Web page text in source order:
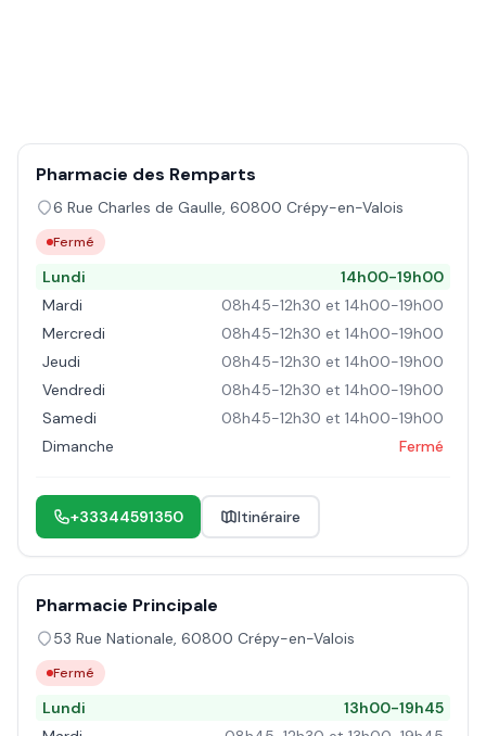
Pharmacie des Remparts
6 Rue Charles de Gaulle, 60800 Crépy-en-Valois
Fermé
Lundi
14h00-19h00
Mardi
08h45-12h30 et 14h00-19h00
Mercredi
08h45-12h30 et 14h00-19h00
Jeudi
08h45-12h30 et 14h00-19h00
Vendredi
08h45-12h30 et 14h00-19h00
Samedi
08h45-12h30 et 14h00-19h00
Dimanche
Fermé
+33344591350 Itinéraire
Pharmacie Principale
53 Rue Nationale, 60800 Crépy-en-Valois
Fermé
Lundi
13h00-19h45